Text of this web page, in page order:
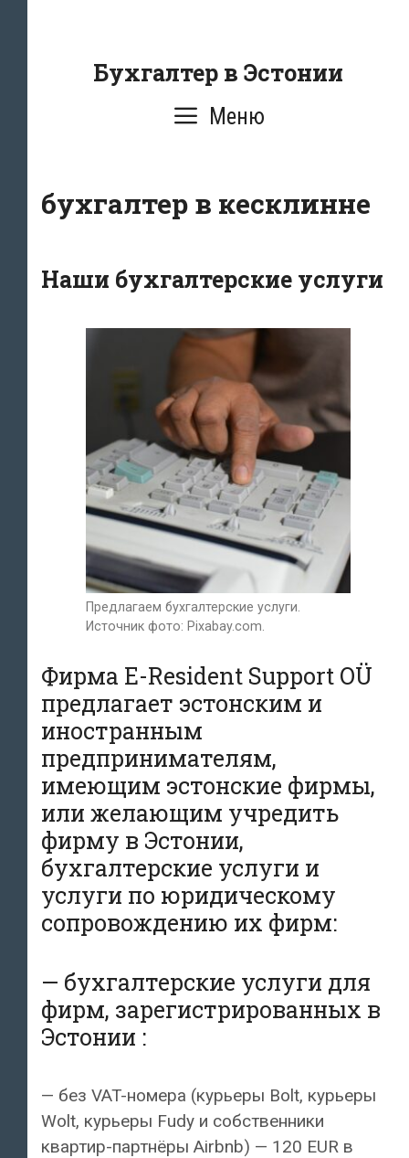
содержаниюБухгалтер в Эстонии
Меню
бухгалтер в кесклинне
Наши бухгалтерские услуги
Предлагаем бухгалтерские услуги.
Источник фото: Pixabay.com.
Фирма E-Resident Support OÜ
предлагает эстонским и
иностранным
предпринимателям,
имеющим эстонские фирмы,
или желающим учредить
фирму в Эстонии,
бухгалтерские услуги и
услуги по юридическому
сопровождению их фирм:
— бухгалтерские услуги для
фирм, зарегистрированных в
Эстонии :
— без VAT-номера (курьеры Bolt, курьеры
Wolt, курьеры Fudy и собственники
квартир-партнёры Airbnb) — 120 EUR в